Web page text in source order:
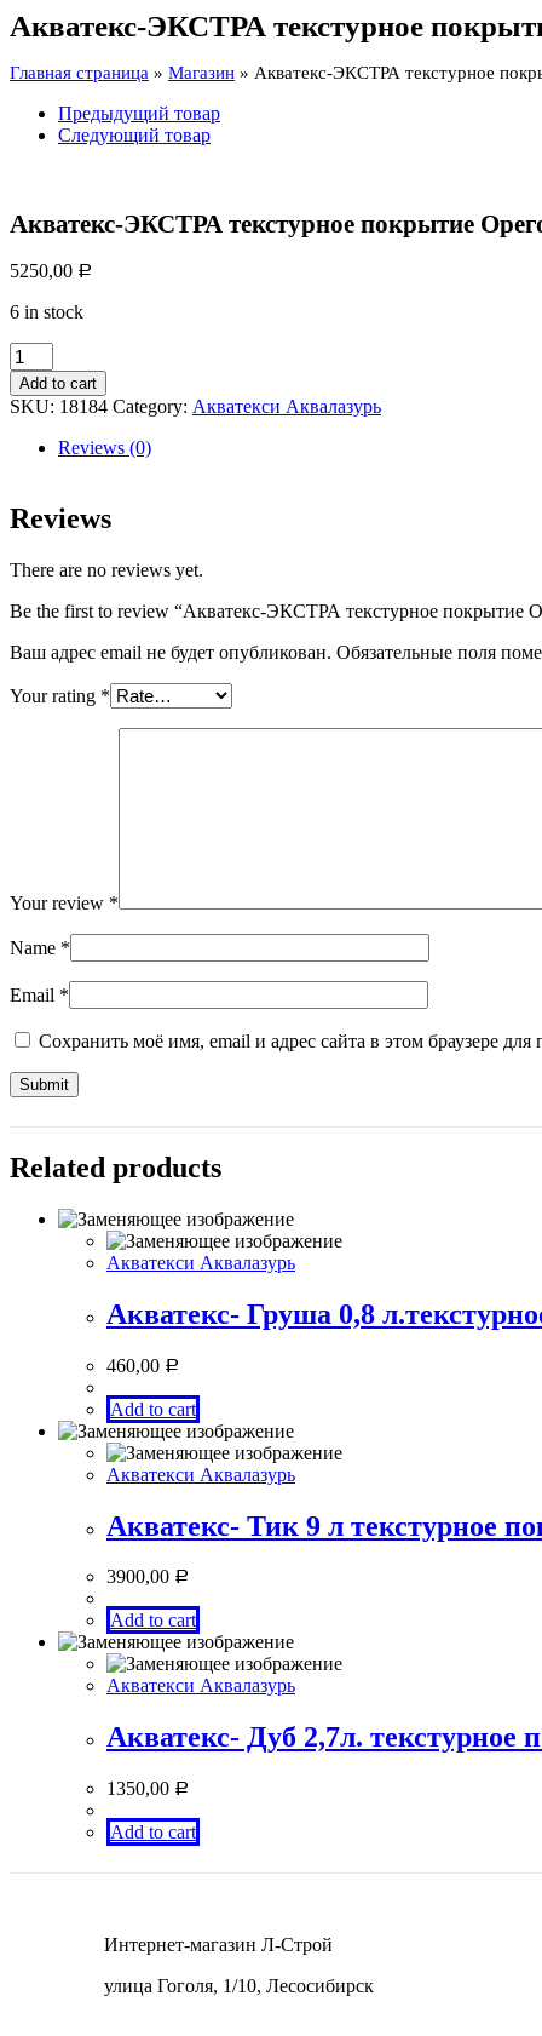
Орегон
quantity
Акватекс-ЭКСТРА текстурное
Главная страница » Магазин » Акватекс-ЭКСТРА текстурное
Предыдущий товар
Следующий товар
Акватекс-ЭКСТРА текстурное покрытие
5250,00 Р
6 in stock
Акватекс-
ЭКСТРА
текстурное
покрытие
Орегон
Add to cart
SKU: 18184 Category: Акватекси Аквалазурь
Reviews (0)
Reviews
There are no reviews yet.
Be the first to review “Акватекс-ЭКСТРА текстурное покрытие
Ваш адрес email не будет опубликован. Обязательные поля
Your rating *
Your review *
Name *
Email *
Сохранить моё имя, email и адрес сайта в этом браузере
Related products
Акватекси Аквалазурь
Акватекс- Груша 0,8
460,00 Р
Add to cart
Акватекси Аквалазурь
Акватекс- Тик 9 л текстурное
3900,00 Р
Add to cart
Акватекси Аквалазурь
Акватекс- Дуб 2,7л. текстурное
1350,00 Р
Add to cart
Интернет-магазин Л-Строй
улица Гоголя, 1/10, Лесосибирск